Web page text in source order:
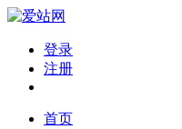
登录
注册
首页